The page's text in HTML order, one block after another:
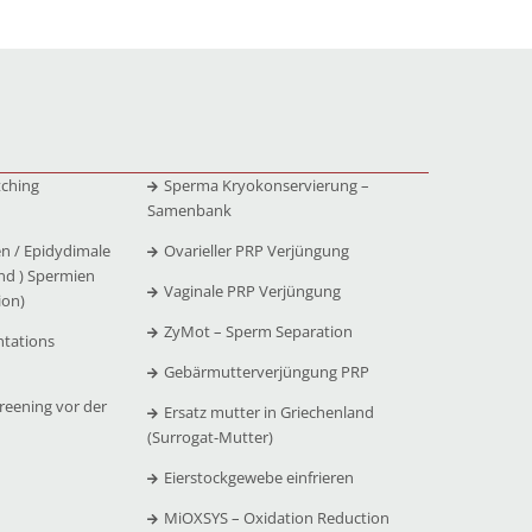
/ Epidydimale
) Spermien
vor der
Sperma Kryokonservierung –
Samenbank
Ovarieller PRP Verjüngung
Vaginale PRP Verjüngung
ZyMot – Sperm Separation
Gebärmutterverjüngung PRP
Ersatz mutter in Griechenland
(Surrogat-Mutter)
Eierstockgewebe einfrieren
MiOXSYS – Oxidation Reduction